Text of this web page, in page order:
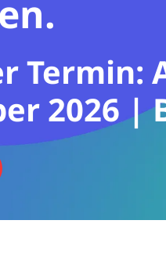
Termin:
2026 |